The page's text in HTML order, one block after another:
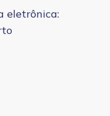
eletrônica: